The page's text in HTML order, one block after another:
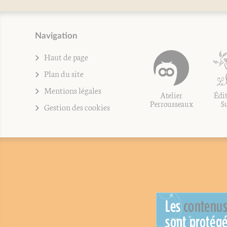
Navigation
Haut de page
Plan du site
Mentions légales
Gestion des cookies
Atelier
Perrousseaux